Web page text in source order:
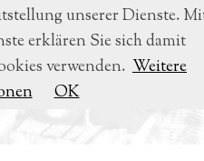
VOIGT
unserer Dienste.
erklären Sie sich damit
verwenden. Weitere
OK